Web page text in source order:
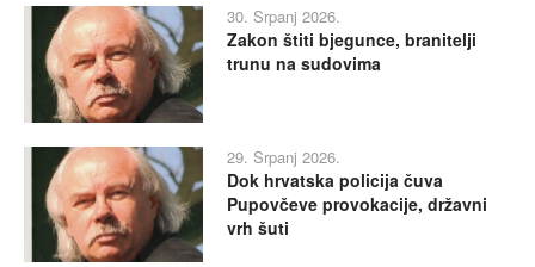
30. Srpanj 2026.
Zakon štiti bjegunce, branitelji
trunu na sudovima
29. Srpanj 2026.
Dok hrvatska policija čuva
Pupovčeve provokacije, državni
vrh šuti